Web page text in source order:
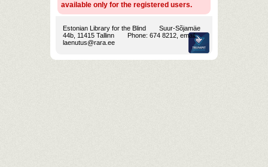
available only for the registered users.
Estonian Library for the Blind
Suur-Sõjamäe
44b, 11415 Tallinn
Phone: 674 8212, email:
laenutus@rara.ee